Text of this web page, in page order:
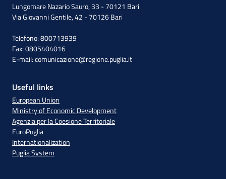
Lungomare Nazario Sauro, 33 - 70121 Bari
Via Giovanni Gentile, 42 - 70126 Bari
Telefono: 800713939
Fax: 0805404016
E-mail:comunicazione@regione.puglia.it
Useful links
European Union
Ministry of Economic Development
Agenzia per la Coesione Territoriale
EuroPuglia
Internationalization
Puglia System